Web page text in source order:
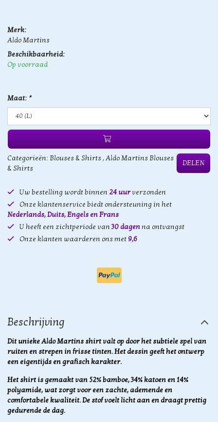
Merk:
Aldo Martins
Beschikbaarheid:
Op voorraad
Maat: *
Categorieën: Blouses & Shirts, Aldo Martins Blouses
& Shirts
DELEN
Uw bestelling wordt binnen 24 uurverzonden
Onze klantenservice biedt ondersteuning in het
Nederlands, Duits, Engels en Frans
U heeft een zichtperiode van30 dagenna ontvangst
Onze klanten waarderen ons met 9,6
Beschrijving
Dit unieke Aldo Martins shirt valt op door het subtiele spel van
ruiten en strepen in frisse tinten. Het dessin geeft het ontwerp
een eigentijds en grafisch karakter.
Het shirt is gemaakt van 52% bamboe, 34% katoen en 14%
polyamide, wat zorgt voor een zachte, ademende en
comfortabele kwaliteit. De stof voelt licht aan en draagt prettig
gedurende de dag.